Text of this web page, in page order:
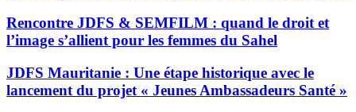
Rencontre JDFS & SEMFILM : quand le droit et
l’image s’allient pour les femmes du Sahel
JDFS Mauritanie : Une étape historique avec le
lancement du projet « Jeunes Ambassadeurs Santé »